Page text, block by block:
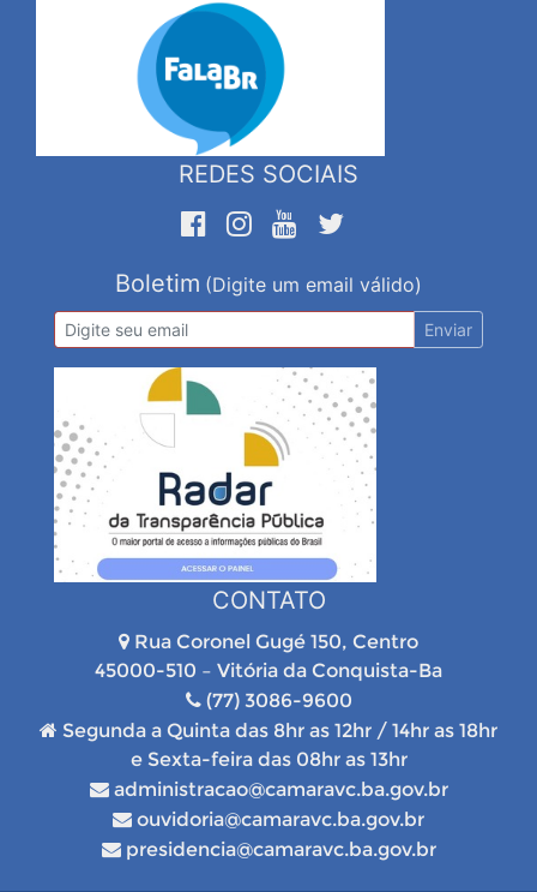
REDES SOCIAIS
Boletim (Digite um email válido)
Enviar
CONTATO
Rua Coronel Gugé 150, Centro
45000-510 – Vitória da Conquista-Ba
(77) 3086-9600
Segunda a Quinta das 8hr as 12hr / 14hr as 18hr
e Sexta-feira das 08hr as 13hr
administracao@camaravc.ba.gov.br
ouvidoria@camaravc.ba.gov.br
presidencia@camaravc.ba.gov.br